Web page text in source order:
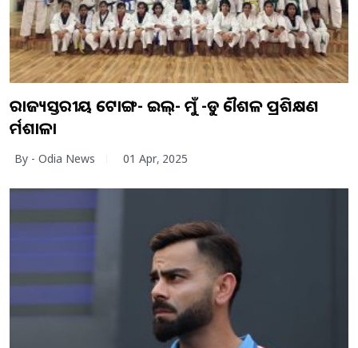
ରାଜ୍ୟସ୍ତରୀୟ ଟୋଙ୍ଗ- ଇଲ୍‌- ମୁଁ -ଡୁ କୌଶଳ ପ୍ରଶିକ୍ଷଣ
କର୍ମଶାଳା
By - Odia News 01 Apr, 2025